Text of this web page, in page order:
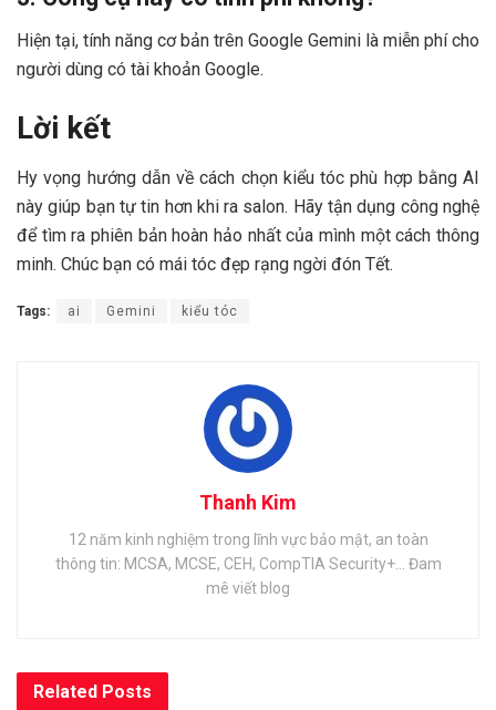
Hiện tại, tính năng cơ bản trên Google Gemini là miễn phí cho
người dùng có tài khoản Google.
Lời kết
Hy vọng hướng dẫn về cách chọn kiểu tóc phù hợp bằng AI
này giúp bạn tự tin hơn khi ra salon. Hãy tận dụng công nghệ
để tìm ra phiên bản hoàn hảo nhất của mình một cách thông
minh. Chúc bạn có mái tóc đẹp rạng ngời đón Tết.
Tags: ai Gemini kiểu tóc
Thanh Kim
12 năm kinh nghiệm trong lĩnh vực bảo mật, an toàn
thông tin: MCSA, MCSE, CEH, CompTIA Security+... Đam
mê viết blog
Related Posts